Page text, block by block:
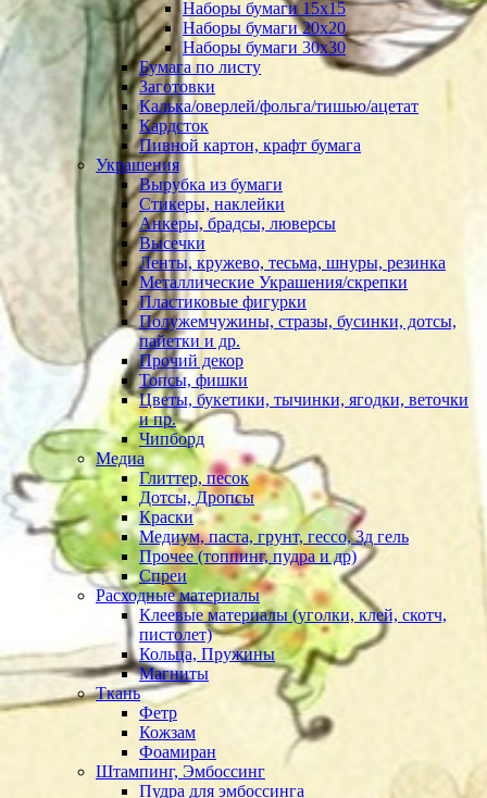
Наборы бумаги 15х15
Наборы бумаги 20х20
Наборы бумаги 30х30
Бумага по листу
Заготовки
Калька/оверлей/фольга/тишью/ацетат
Кардсток
Пивной картон, крафт бумага
Украшения
Вырубка из бумаги
Стикеры, наклейки
Анкеры, брадсы, люверсы
Высечки
Ленты, кружево, тесьма, шнуры, резинка
Металлические Украшения/скрепки
Пластиковые фигурки
Полужемчужины, стразы, бусинки, дотсы,
пайетки и др.
Прочий декор
Топсы, фишки
Цветы, букетики, тычинки, ягодки, веточки
и пр.
Чипборд
Медиа
Глиттер, песок
Дотсы, Дропсы
Краски
Медиум, паста, грунт, гессо, 3д гель
Прочее (топпинг, пудра и др)
Спреи
Расходные материалы
Клеевые материалы (уголки, клей, скотч,
пистолет)
Кольца, Пружины
Магниты
Ткань
Фетр
Кожзам
Фоамиран
Штампинг, Эмбоссинг
Пудра для эмбоссинга